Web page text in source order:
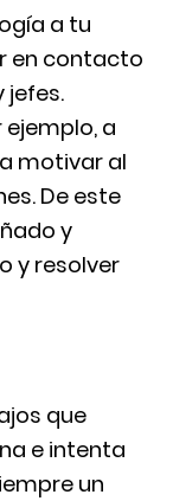
a tu
en contacto
jefes.
a
motivar al
De este
y
y resolver
que
e intenta
un